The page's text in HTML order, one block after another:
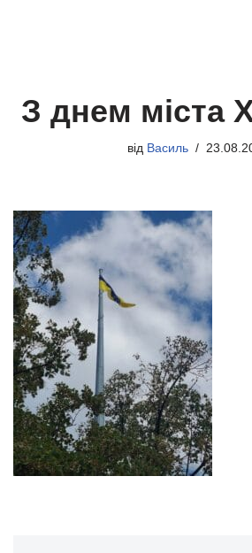
З днем міста
від Василь